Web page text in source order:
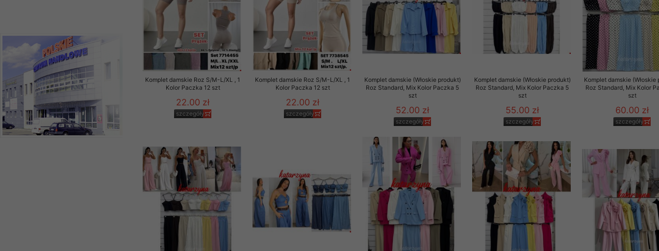
Komplet damskie Roz S/M-L/XL , 1
Kolor Paczka 12 szt
22.00 zł
szczegóły
Komplet damskie Roz S/M-L/XL , 1
Kolor Paczka 12 szt
22.00 zł
szczegóły
Komplet damskie (Włoskie produkt)
Roz Standard, Mix Kolor Paczka 5
szt
52.00 zł
szczegóły
Komplet damskie (Włoskie produkt)
Roz Standard, Mix Kolor Paczka 5
szt
55.00 zł
szczegóły
Komplet damskie (Włoskie
Roz Standard, Mix Kolor
szt
60.00 zł
szczegóły